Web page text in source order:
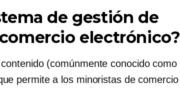
de gestión de
electrónico?
(comúnmente conocido como
permite a los minoristas de comercio